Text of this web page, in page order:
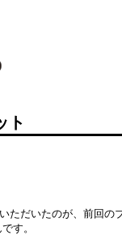
ト
ただいたのが、前回の
す。